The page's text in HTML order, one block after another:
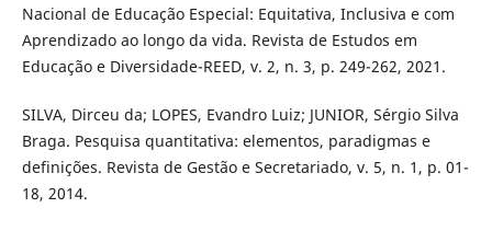
Nacional de Educação Especial: Equitativa, Inclusiva e com
Aprendizado ao longo da vida. Revista de Estudos em
Educação e Diversidade-REED, v. 2, n. 3, p. 249-262, 2021.
SILVA, Dirceu da; LOPES, Evandro Luiz; JUNIOR, Sérgio Silva
Braga. Pesquisa quantitativa: elementos, paradigmas e
definições. Revista de Gestão e Secretariado, v. 5, n. 1, p. 01-
18, 2014.